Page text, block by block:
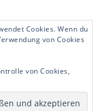
Cookies. Wenn du
von Cookies
von Cookies,